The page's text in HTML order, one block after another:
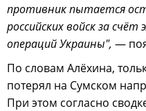
противник пытается
российских войск за
операций Украины", —
По словам Алёхина,
потерял на Сумском
При этом согласно